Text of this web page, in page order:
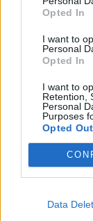
Opted In
I want to
Personal
Opted In
I want to
Retention,
Personal
Purposes
Opted Out
Data
Furabid (735)
Antibiotica -
Mirtazapine
Depressie -
Amitriptyline
Depressie -
Efexor (665)
Depressie -
Anticonceptie -
Seroquel (647)
Psychose /